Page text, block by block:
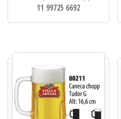
11 99725 6692